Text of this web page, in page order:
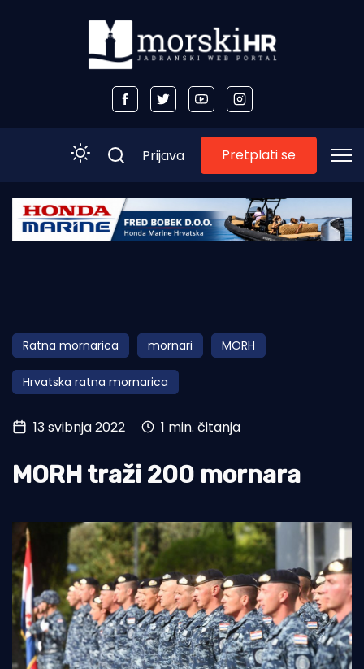
Početna
Obala
Otoci
Turizam i nautika
Pomorstvo
Tradicija i kultura
Prijava Pretplati se
Ratna mornarica mornari MORH
Hrvatska ratna mornarica
13 svibnja 2022 1 min. čitanja
MORH traži 200 mornara